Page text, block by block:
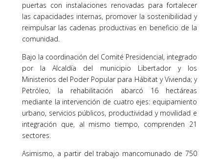
puertas con instalaciones renovadas para fortalecer
las capacidades internas, promover la sostenibilidad y
reimpulsar las cadenas productivas en beneficio de la
comunidad.
Bajo la coordinación del Comité Presidencial, integrado
por la Alcaldía del municipio Libertador y los
Ministerios del Poder Popular para Hábitat y Vivienda; y
Petróleo, la rehabilitación abarcó 16 hectáreas
mediante la intervención de cuatro ejes: equipamiento
urbano, servicios públicos, productividad y movilidad e
integración que, al mismo tiempo, comprenden 21
sectores.
Asimismo, a partir del trabajo mancomunado de 750